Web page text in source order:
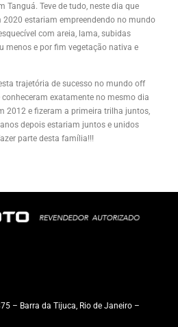
Tanguá. Teve de tudo, neste dia que
estariam empreendendo no mundo
com areia, lama, subidas
menos e por fim vegetação nativa e
trajetória de sucesso no mundo off
conheceram exatamente no mesmo dia
2012 e fizeram a primeira trilha juntos,
depois estariam juntos e unidos
parte desta família!!!
– Barra da Tijuca, Rio de Janeiro –